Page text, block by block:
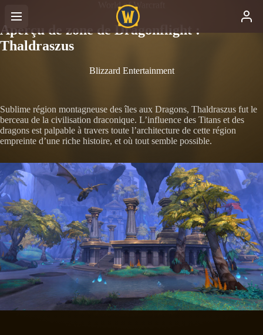
World of Warcraft
Aperçu de zone de Dragonflight :
Thaldraszus
Blizzard Entertainment
Sublime région montagneuse des îles aux Dragons, Thaldraszus fut le
berceau de la civilisation draconique. L’influence des Titans et des
dragons est palpable à travers toute l’architecture de cette région
empreinte d’une riche histoire, et où tout semble possible.